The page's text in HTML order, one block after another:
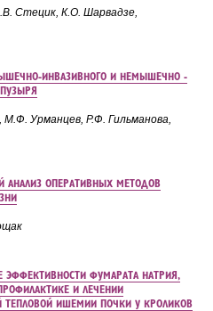
Стецик, К.О. Шарвадзе,
ИНВАЗИВНОГО И НЕМЫШЕЧНО -
М.Ф. Урманцев, Р.Ф. Гильманова,
АНАЛИЗ ОПЕРАТИВНЫХ МЕТОДОВ
ЭФФЕКТИВНОСТИ ФУМАРАТА НАТРИЯ,
И ЛЕЧЕНИИ
ТЕПЛОВОЙ ИШЕМИИ ПОЧКИ У КРОЛИКОВ